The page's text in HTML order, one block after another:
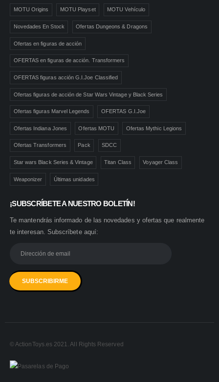
MOTU Origins MOTU Playset MOTU Vehículo
Novedades En Stock Ofertas Dungeons & Dragons
Ofertas en figuras de acción
OFERTAS en figuras de acción. Transformers
OFERTAS figuras acción G.I.Joe Classified
Ofertas figuras de acción de Star Wars Vintage y Black Series
Ofertas figuras Marvel Legends OFERTAS G.I.Joe
Ofertas Indiana Jones Ofertas MOTU Ofertas Mythic Legions
Ofertas Transformers Pack SDCC
Star wars Black Series & Vintage Titan Class Voyager Class
Weaponizer Últimas unidades
¡SUBSCRÍBETE A NUESTRO BOLETÍN!
Te mantendrás informado de las novedades y ofertas que realmente
te interesan. Subscríbete aquí:
© ActionToys.es 2021. All Rights Reserved